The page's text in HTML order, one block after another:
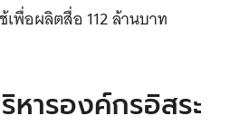
เพื่อผลิตสื่อ 112 ล้านบาท
หารองค์กรอิสระ